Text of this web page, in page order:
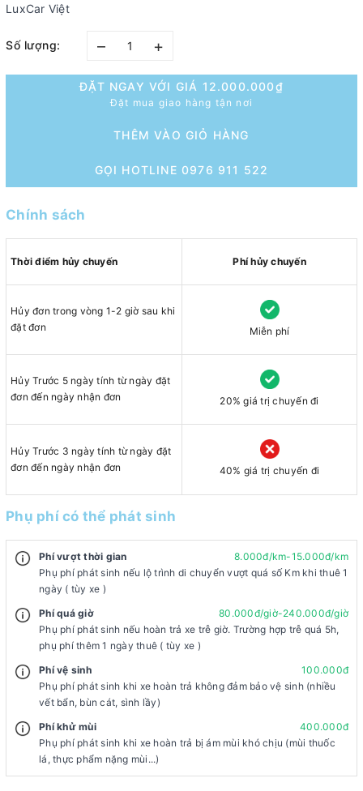
LuxCar Việt
Số lượng: – +
ĐẶT NGAY VỚI GIÁ 12.000.000₫
Đặt mua giao hàng tận nơi
THÊM VÀO GIỎ HÀNG
GỌI HOTLINE 0976 911 522
Chính sách
Thời điểm hủy chuyến Phí hủy chuyến
Hủy đơn trong vòng 1-2 giờ sau khi
đặt đơn
Miễn phí
Hủy Trước 5 ngày tính từ ngày đặt
đơn đến ngày nhận đơn
20% giá trị chuyến đi
Hủy Trước 3 ngày tính từ ngày đặt
đơn đến ngày nhận đơn
40% giá trị chuyến đi
Phụ phí có thể phát sinh
Phí vượt thời gian
8.000đ/km-15.000đ/km
Phụ phí phát sinh nếu lộ trình di chuyển vượt quá số Km khi thuê 1
ngày ( tùy xe )
Phí quá giờ
80.000đ/giờ-240.000đ/giờ
Phụ phí phát sinh nếu hoàn trả xe trễ giờ. Trường hợp trễ quá 5h,
phụ phí thêm 1 ngày thuê ( tùy xe )
Phí vệ sinh
100.000đ
Phụ phí phát sinh khi xe hoàn trả không đảm bảo vệ sinh (nhiều
vết bẩn, bùn cát, sình lầy)
Phí khử mùi
400.000đ
Phụ phí phát sinh khi xe hoàn trả bị ám mùi khó chịu (mùi thuốc
lá, thực phẩm nặng mùi...)